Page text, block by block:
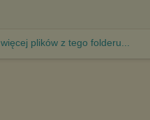
więcej plików z tego folderu...